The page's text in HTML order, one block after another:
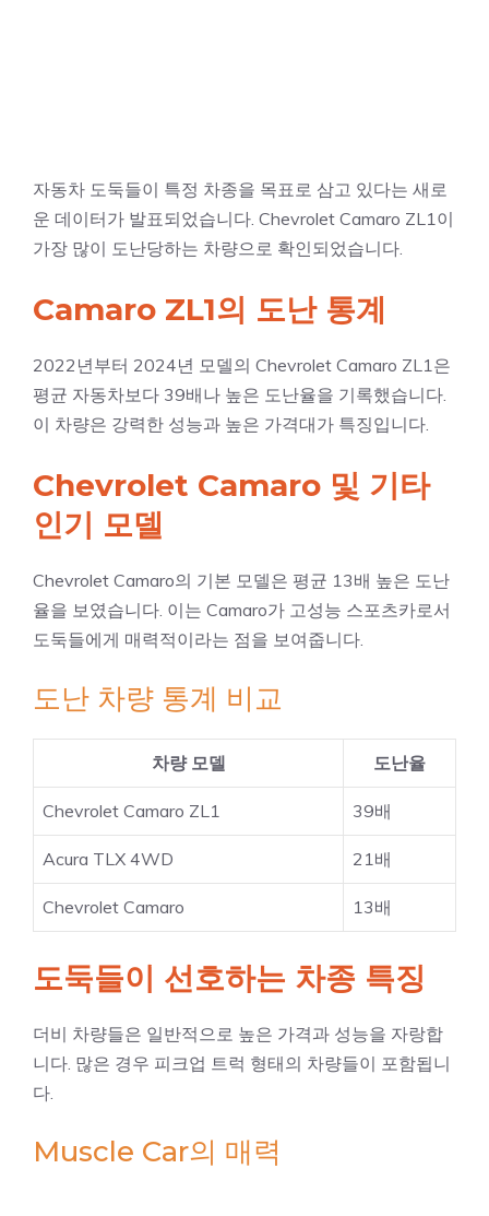
자동차 도둑들이 특정 차종을 목표로 삼고 있다는 새로
운 데이터가 발표되었습니다. Chevrolet Camaro ZL1이
가장 많이 도난당하는 차량으로 확인되었습니다.
Camaro ZL1의 도난 통계
2022년부터 2024년 모델의 Chevrolet Camaro ZL1은
평균 자동차보다 39배나 높은 도난율을 기록했습니다.
이 차량은 강력한 성능과 높은 가격대가 특징입니다.
Chevrolet Camaro 및 기타
인기 모델
Chevrolet Camaro의 기본 모델은 평균 13배 높은 도난
율을 보였습니다. 이는 Camaro가 고성능 스포츠카로서
도둑들에게 매력적이라는 점을 보여줍니다.
도난 차량 통계 비교
차량 모델 도난율
Chevrolet Camaro ZL1 39배
Acura TLX 4WD 21배
Chevrolet Camaro 13배
도둑들이 선호하는 차종 특징
더비 차량들은 일반적으로 높은 가격과 성능을 자랑합
니다. 많은 경우 피크업 트럭 형태의 차량들이 포함됩니
다.
Muscle Car의 매력